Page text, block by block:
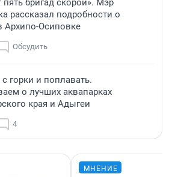
пять бригад скорой». Мэр
рассказал подробности о
Архипо-Осиповке
Обсудить
с горки и поплавать.
о лучших аквапарках
края и Адыгеи
4
МНЕНИЕ